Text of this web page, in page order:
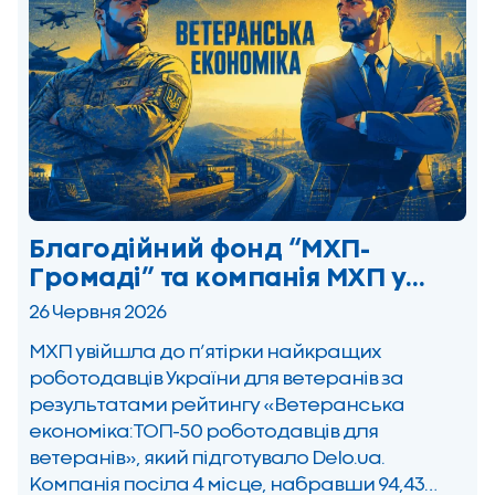
Благодійний фонд “МХП-
Громаді” та компанія МХП у
ТОП-5 роботодавців України
26 Червня 2026
МХП увійшла до п’ятірки найкращих
роботодавців України для ветеранів за
результатами рейтингу «Ветеранська
економіка:ТОП-50 роботодавців для
ветеранів», який підготувало Delo.ua.
Компанія посіла 4 місце, набравши 94,43